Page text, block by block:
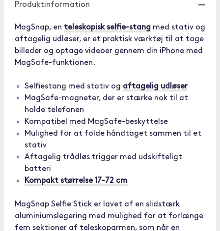
Produktinformation
MagSnap, en teleskopisk selfie-stang med stativ og
aftagelig udløser, er et praktisk værktøj til at tage
billeder og optage videoer gennem din iPhone med
MagSafe-funktionen.
Selfiestang med stativ og aftagelig udløser
MagSafe-magneter, der er stærke nok til at
holde telefonen
Kompatibel med MagSafe-beskyttelse
Mulighed for at folde håndtaget sammen til et
stativ
Aftagelig trådløs trigger med udskifteligt
batteri
Kompakt størrelse 17-72 cm
MagSnap Selfie Stick er lavet af en slidstærk
aluminiumslegering med mulighed for at forlænge
fem sektioner af teleskoparmen, som når en